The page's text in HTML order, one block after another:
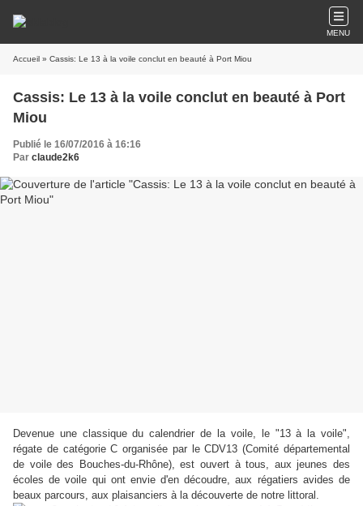
MENU
Accueil » Cassis: Le 13 à la voile conclut en beauté à Port Miou
Cassis: Le 13 à la voile conclut en beauté à Port
Miou
Publié le 16/07/2016 à 16:16
Par claude2k6
Devenue une classique du calendrier de la voile, le "13 à la voile",
régate de catégorie C organisée par le CDV13 (Comité départemental
de voile des Bouches-du-Rhône), est ouvert à tous, aux jeunes des
écoles de voile qui ont envie d'en découdre, aux régatiers avides de
beaux parcours, aux plaisanciers à la découverte de notre littoral.